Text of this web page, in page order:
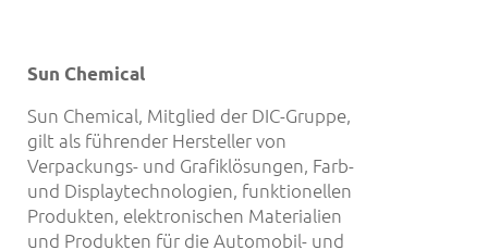
Sun Chemical
Sun Chemical, Mitglied der DIC-Gruppe,
gilt als führender Hersteller von
Verpackungs- und Grafiklösungen, Farb-
und Displaytechnologien, funktionellen
Produkten, elektronischen Materialien
und Produkten für die Automobil- und